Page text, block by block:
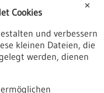
✕
Cookies
und verbessern
kleinen Dateien, die
werden, dienen